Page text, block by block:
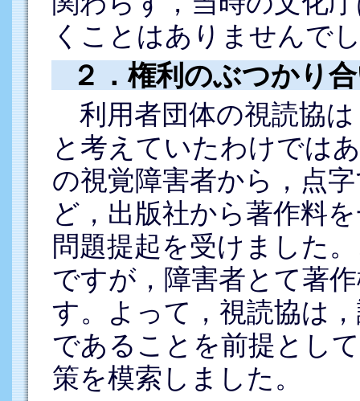
くことはありませんで
２．権利のぶつかり
利用者団体の視読協
と考えていたわけでは
の視覚障害者から，点
ど，出版社から著作料
問題提起を受けました
ですが，障害者とて著
す。よって，視読協は
であることを前提とし
策を模索しました。